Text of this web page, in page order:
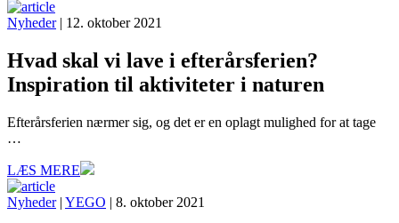
Nyheder| 12. oktober 2021
Hvad skal vi lave i efterårsferien?
Inspiration til aktiviteter i naturen
Efterårsferien nærmer sig, og det er en oplagt mulighed for at tage
…
LÆS MERE
Nyheder| YEGO | 8. oktober 2021